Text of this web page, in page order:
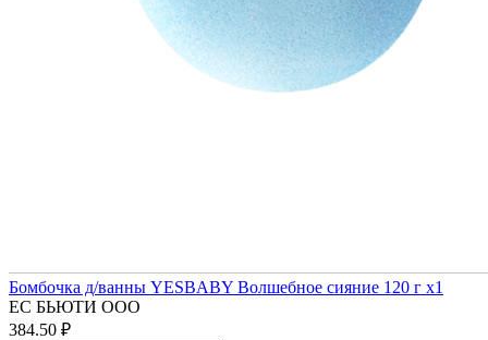
Бомбочка д/ванны YESBABY Волшебное сияние 120 г x1
ЕС БЬЮТИ ООО
384.50 ₽